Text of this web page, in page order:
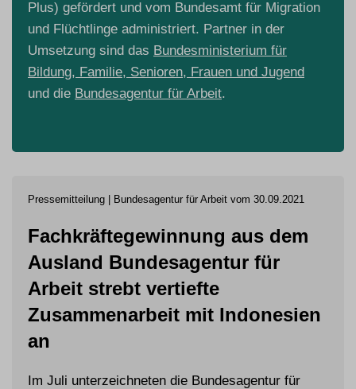
Plus) gefördert und vom Bundesamt für Migration
und Flüchtlinge administriert. Partner in der
Umsetzung sind das Bundesministerium für
Bildung, Familie, Senioren, Frauen und Jugend
und die Bundesagentur für Arbeit.
Pressemitteilung | Bundesagentur für Arbeit vom 30.09.2021
Fachkräftegewinnung aus dem
Ausland Bundesagentur für
Arbeit strebt vertiefte
Zusammenarbeit mit Indonesien
an
Im Juli unterzeichneten die Bundesagentur für